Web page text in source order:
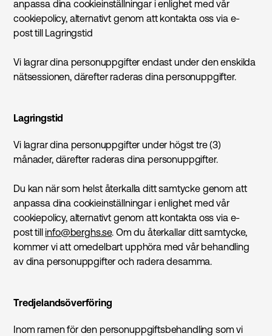
anpassa dina cookieinställningar i enlighet med vår
cookiepolicy, alternativt genom att kontakta oss via e-
post till Lagringstid
Vi lagrar dina personuppgifter endast under den enskilda
nätsessionen, därefter raderas dina personuppgifter.
Lagringstid
Vi lagrar dina personuppgifter under högst tre (3)
månader, därefter raderas dina personuppgifter.
Du kan när som helst återkalla ditt samtycke genom att
anpassa dina cookieinställningar i enlighet med vår
cookiepolicy, alternativt genom att kontakta oss via e-
post tillinfo@berghs.se. Om du återkallar ditt samtycke,
kommer vi att omedelbart upphöra med vår behandling
av dina personuppgifter och radera desamma.
Tredjelandsöverföring
Inom ramen för den personuppgiftsbehandling som vi